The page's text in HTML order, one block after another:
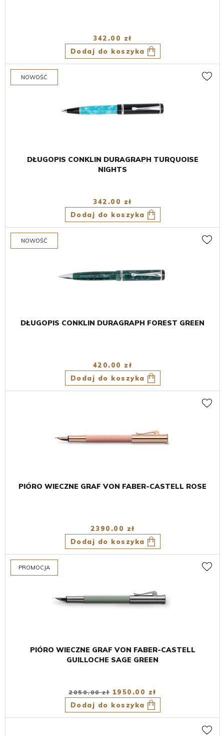
342.00 zł
Dodaj do koszyka
DŁUGOPIS CONKLIN DURAGRAPH TURQUOISE
NIGHTS
342.00 zł
Dodaj do koszyka
DŁUGOPIS CONKLIN DURAGRAPH FOREST GREEN
420.00 zł
Dodaj do koszyka
PIÓRO WIECZNE GRAF VON FABER-CASTELL ROSE
2390.00 zł
Dodaj do koszyka
PIÓRO WIECZNE GRAF VON FABER-CASTELL
GUILLOCHE SAGE GREEN
2050.00 zł 1950.00 zł
Dodaj do koszyka